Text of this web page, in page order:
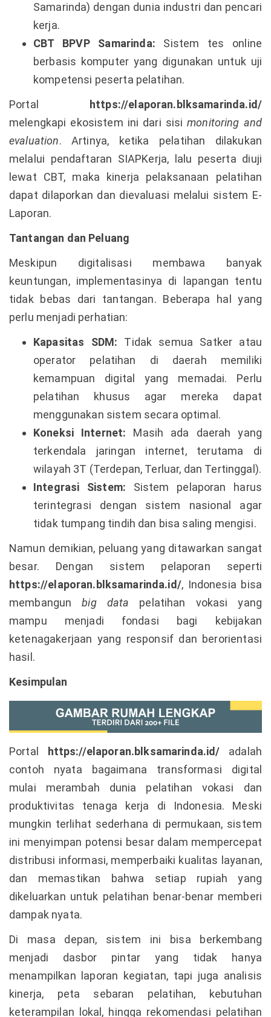
Samarinda) dengan dunia industri dan pencari
kerja.
CBT BPVP Samarinda: Sistem tes online
berbasis komputer yang digunakan untuk uji
kompetensi peserta pelatihan.
Portal
https://elaporan.blksamarinda.id/
melengkapi ekosistem ini dari sisimonitoring and
evaluation. Artinya, ketika pelatihan dilakukan
melalui pendaftaran SIAPKerja, lalu peserta diuji
lewat CBT, maka kinerja pelaksanaan pelatihan
dapat dilaporkan dan dievaluasi melalui sistem E-
Laporan.
Tantangan dan Peluang
Meskipun digitalisasi membawa banyak
keuntungan, implementasinya di lapangan tentu
tidak bebas dari tantangan. Beberapa hal yang
perlu menjadi perhatian:
Kapasitas SDM: Tidak semua Satker atau
operator pelatihan di daerah memiliki
kemampuan digital yang memadai. Perlu
pelatihan khusus agar mereka dapat
menggunakan sistem secara optimal.
Koneksi Internet: Masih ada daerah yang
terkendala jaringan internet, terutama di
wilayah 3T (Terdepan, Terluar, dan Tertinggal).
Integrasi Sistem: Sistem pelaporan harus
terintegrasi dengan sistem nasional agar
tidak tumpang tindih dan bisa saling mengisi.
Namun demikian, peluang yang ditawarkan sangat
besar. Dengan sistem pelaporan seperti
https://elaporan.blksamarinda.id/, Indonesia bisa
membangunbig data pelatihan vokasi yang
mampu menjadi fondasi bagi kebijakan
ketenagakerjaan yang responsif dan berorientasi
hasil.
Kesimpulan
Portal https://elaporan.blksamarinda.id/ adalah
contoh nyata bagaimana transformasi digital
mulai merambah dunia pelatihan vokasi dan
produktivitas tenaga kerja di Indonesia. Meski
mungkin terlihat sederhana di permukaan, sistem
ini menyimpan potensi besar dalam mempercepat
distribusi informasi, memperbaiki kualitas layanan,
dan memastikan bahwa setiap rupiah yang
dikeluarkan untuk pelatihan benar-benar memberi
dampak nyata.
Di masa depan, sistem ini bisa berkembang
menjadi dasbor pintar yang tidak hanya
menampilkan laporan kegiatan, tapi juga analisis
kinerja, peta sebaran pelatihan, kebutuhan
keterampilan lokal, hingga rekomendasi pelatihan